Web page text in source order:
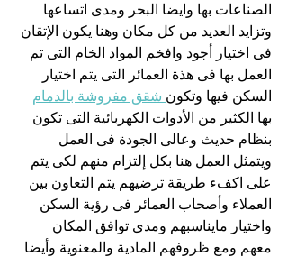
الصناعات بها وايضا البحر ومدى اتساعها
وتزايد العديد من كل مكان وهنا يكون الإتقان
فى اختيار أجود وافخم المواد الخام التى تم
العمل بها فى هذة العمائر التى يتم اختيار
السكن فيها وتكون شقق مفروشة بالدمام
بها الكثير من الأدوات الكهربائية التى تكون
بنظام حديث وعالى الجودة فى العمل
ويتمثل العمل هنا بكل إلتزام منهم لكى يتم
على اكفء طريقة ترضيهم يتم التعاون بين
العملاء وأصحاب العمائر فى رؤية السكن
واختيار مايناسبهم ومدى توافق المكان
معهم ومع ظروفهم المادية والمعنوية وأيضا